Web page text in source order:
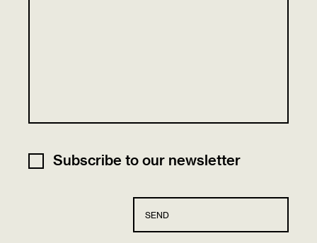
Subscribe to our newsletter
SEND